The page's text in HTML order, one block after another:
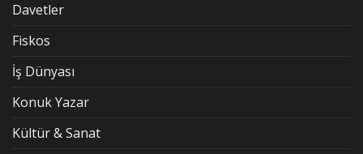
Davetler
Fiskos
İş Dünyası
Konuk Yazar
Kültür & Sanat